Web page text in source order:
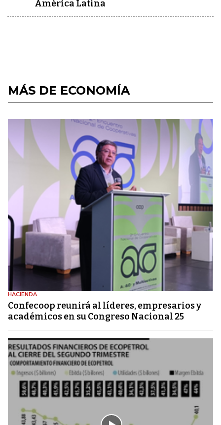
América Latina
MÁS DE ECONOMÍA
HACIENDA
Confecoop reunirá al líderes, empresarios y
académicos en su Congreso Nacional 25